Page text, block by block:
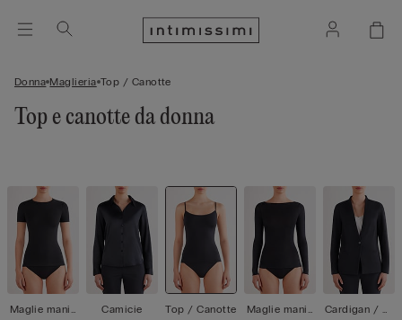
Donna Maglieria Top / Canotte
Top e canotte da donna
Maglie manic
Camicie Top / Canotte
Maglie manic
Cardigan / Gi